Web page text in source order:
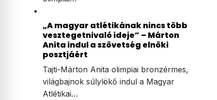
„A magyar atlétikának nincs több
vesztegetnivaló ideje” – Márton
Anita indul a szövetség elnöki
posztjáért
Tajti-Márton Anita olimpiai bronzérmes,
világbajnok súlylökő indul a Magyar
Atlétikai…